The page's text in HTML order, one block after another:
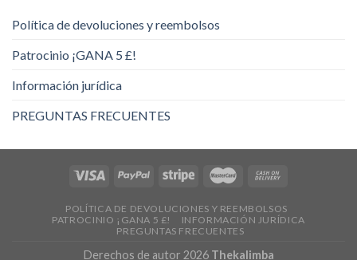
Política de devoluciones y reembolsos
Patrocinio ¡GANA 5 £!
Información jurídica
PREGUNTAS FRECUENTES
POLÍTICA DE DEVOLUCIONES Y REEMBOLSOS
PATROCINIO ¡GANA 5 £!
INFORMACIÓN JURÍDICA
PREGUNTAS FRECUENTES
Derechos de autor 2026 Thekalimba